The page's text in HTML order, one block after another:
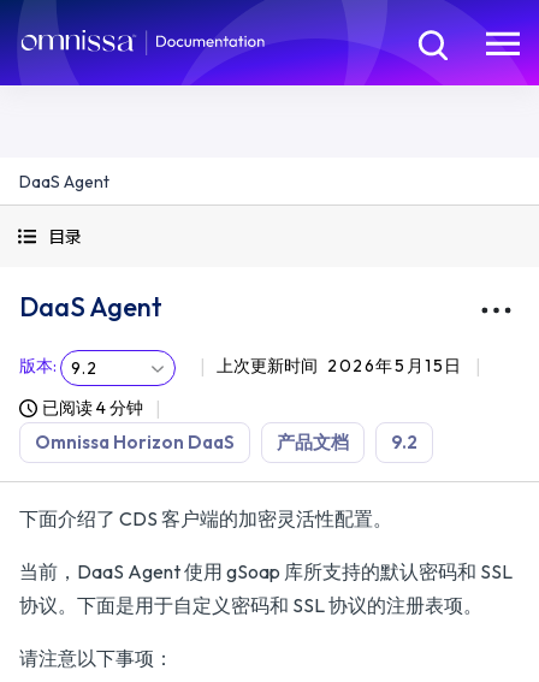
DaaS Agent
目录
DaaS Agent
版本: 9.2 上次更新时间 2026年5月15日
已阅读 4 分钟
Omnissa Horizon DaaS 产品文档 9.2
下面介绍了 CDS 客户端的加密灵活性配置。
当前，DaaS Agent 使用 gSoap 库所支持的默认密码和 SSL
协议。下面是用于自定义密码和 SSL 协议的注册表项。
请注意以下事项：